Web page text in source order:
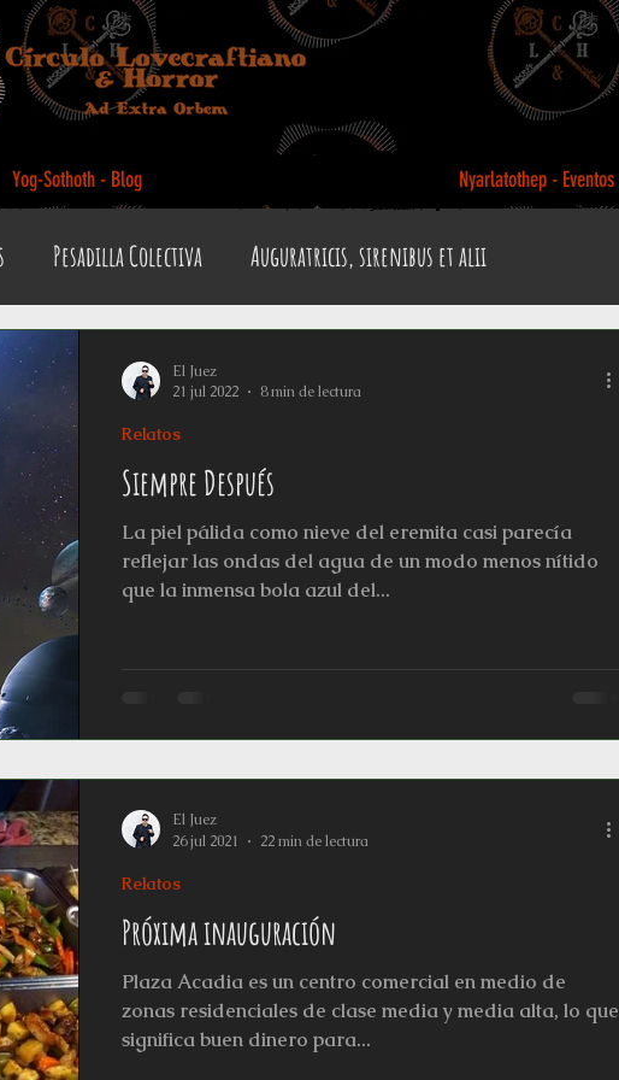
Yog-Sothoth - Blog Nyarlatothep - Eventos
Pesadilla Colectiva Auguratricis, sirenibus et alii
la Dra. Psychopomps
Los últimos días de Anthibitas
Couture Relatos Relatos Ganadores Horresco Referens
Siempre Después
La piel pálida como nieve del eremita casi parecía
reflejar las ondas del agua de un modo menos nítido
que la inmensa bola azul del...
Relatos
El Juez
21 jul 2022
8 min de lectura
Próxima inauguración
Plaza Acadia es un centro comercial en medio de
zonas residenciales de clase media y media alta, lo que
significa buen dinero para...
Relatos
El Juez
26 jul 2021
22 min de lectura